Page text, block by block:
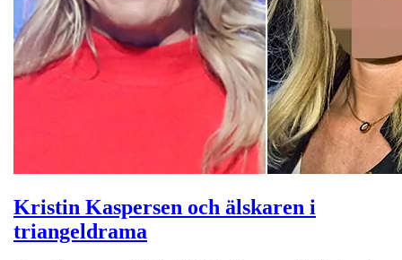
Kristin Kaspersen och älskaren i
triangeldrama